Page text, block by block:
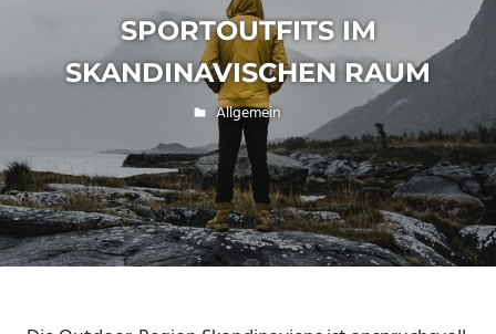
SPORTOUTFITS IM
SKANDINAVISCHEN RAUM
14. Juni 2026
Lena
Allgemein